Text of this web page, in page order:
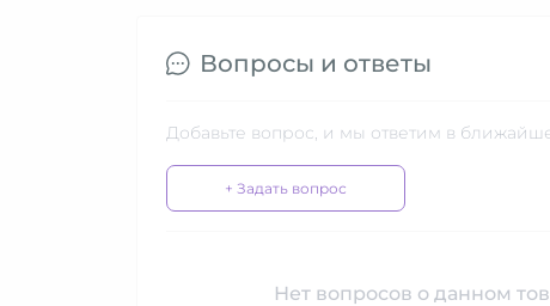
Вопросы и ответы
Добавьте вопрос, и мы ответим в
+ Задать вопрос
Нет вопросов о данном